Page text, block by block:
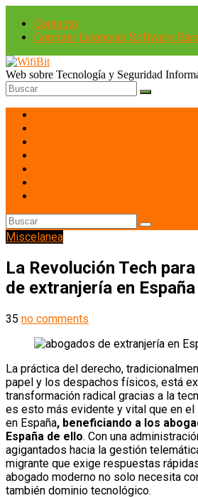
Contacto
Comprar Licencias Software
Web sobre Tecnología y Seguridad
Miscelanea
La Revolución Tech
de extranjería en España
35 no comments
La práctica del derecho,
papel y los despachos físicos, está
transformación radical gracias a la
es esto más evidente y vital que en el
en España, beneficiando a los
España de ello. Con una
agigantados hacia la gestión
migrante que exige respuestas
abogado moderno no solo necesita
también dominio tecnológico.